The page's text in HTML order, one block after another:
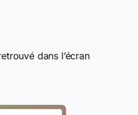
dans l’écran